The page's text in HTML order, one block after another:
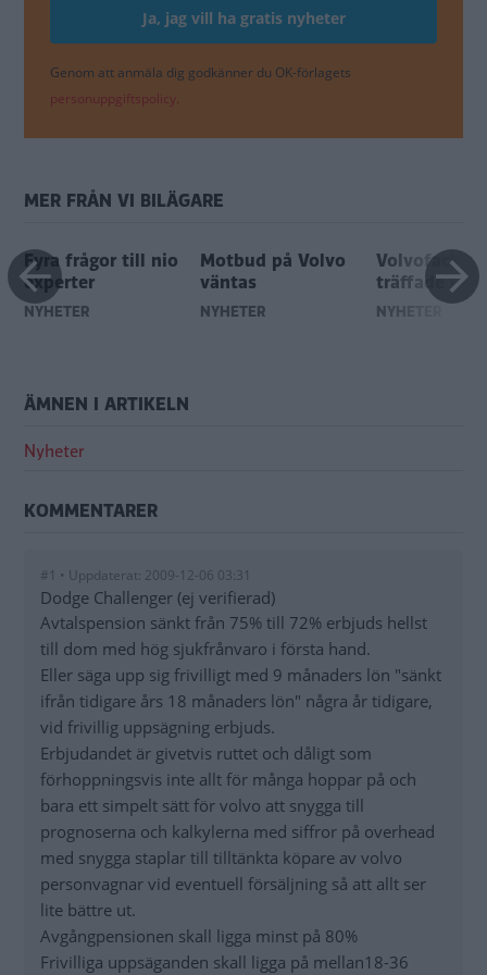
Genom att anmäla dig godkänner du OK-förlagets
personuppgiftspolicy.
MER FRÅN VI BILÄGARE
Fyra frågor till nio
experter
NYHETER
Motbud på Volvo
väntas
NYHETER
Volvofack
träffade
NYHETER
ÄMNEN I ARTIKELN
Nyheter
KOMMENTARER
#1 • Uppdaterat: 2009-12-06 03:31
Dodge Challenger (ej verifierad)
Avtalspension sänkt från 75% till 72% erbjuds hellst
till dom med hög sjukfrånvaro i första hand.
Eller säga upp sig frivilligt med 9 månaders lön "sänkt
ifrån tidigare års 18 månaders lön" några år tidigare,
vid frivillig uppsägning erbjuds.
Erbjudandet är givetvis ruttet och dåligt som
förhoppningsvis inte allt för många hoppar på och
bara ett simpelt sätt för volvo att snygga till
prognoserna och kalkylerna med siffror på overhead
med snygga staplar till tilltänkta köpare av volvo
personvagnar vid eventuell försäljning så att allt ser
lite bättre ut.
Avgångpensionen skall ligga minst på 80%
Frivilliga uppsäganden skall ligga på mellan18-36